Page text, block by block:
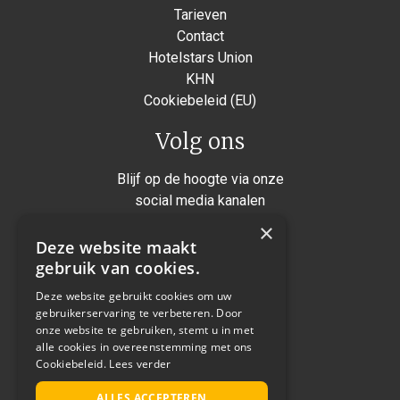
Tarieven
Contact
Hotelstars Union
KHN
Cookiebeleid (EU)
Volg ons
Blijf op de hoogte via onze
social media kanalen
Instagram
Facebook
Linkedin
Realisatie: Not a number
×
Deze website maakt
gebruik van cookies.
Deze website gebruikt cookies om uw
gebruikerservaring te verbeteren. Door
onze website te gebruiken, stemt u in met
alle cookies in overeenstemming met ons
Cookiebeleid. Lees verder